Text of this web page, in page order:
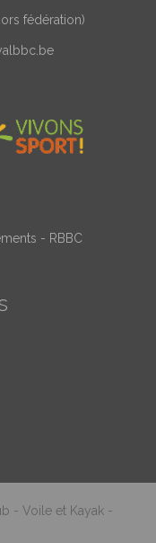
fédération)
- RBBC
- Voile et Kayak -